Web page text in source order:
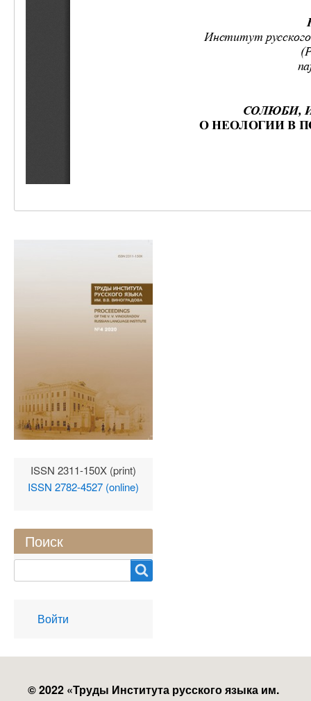
ISSN 2311-150X (print)
ISSN 2782-4527 (online)
Поиск
User
account
Войти
© 2022 «Труды Института русского языка им.